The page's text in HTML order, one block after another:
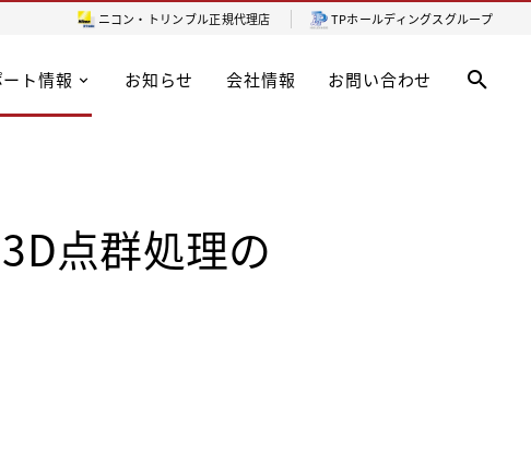
ニコン・トリンブル正規代理店 TPホールディングスグループ
ト情報 お知らせ 会社情報 お問い合わせ
点群処理の